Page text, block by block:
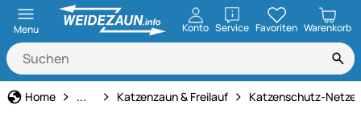
Menu Konto ServiceöffnenFavoriten Warenkorb
Home Katze
... Katzenzaun & Freilauf Katzenschutz-Netze